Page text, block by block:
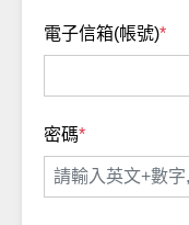
電子信箱(帳號)*
密碼*